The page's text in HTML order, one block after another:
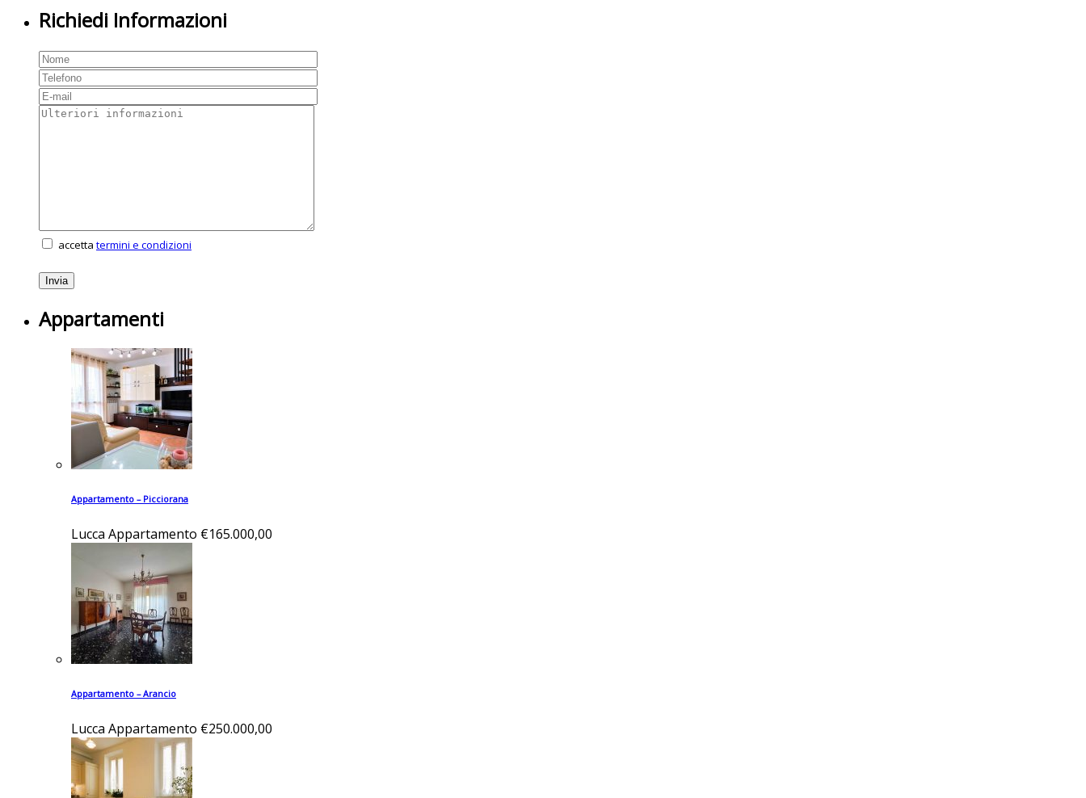
Richiedi Informazioni
accetta termini e condizioni
Appartamenti
Appartamento – Picciorana
Lucca Appartamento €165.000,00
Appartamento – Arancio
Lucca Appartamento €250.000,00